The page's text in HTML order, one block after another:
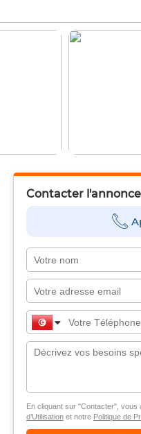
Contacter
En cliquant sur "Contacter", vous
d’Utilisationet notre Politique de